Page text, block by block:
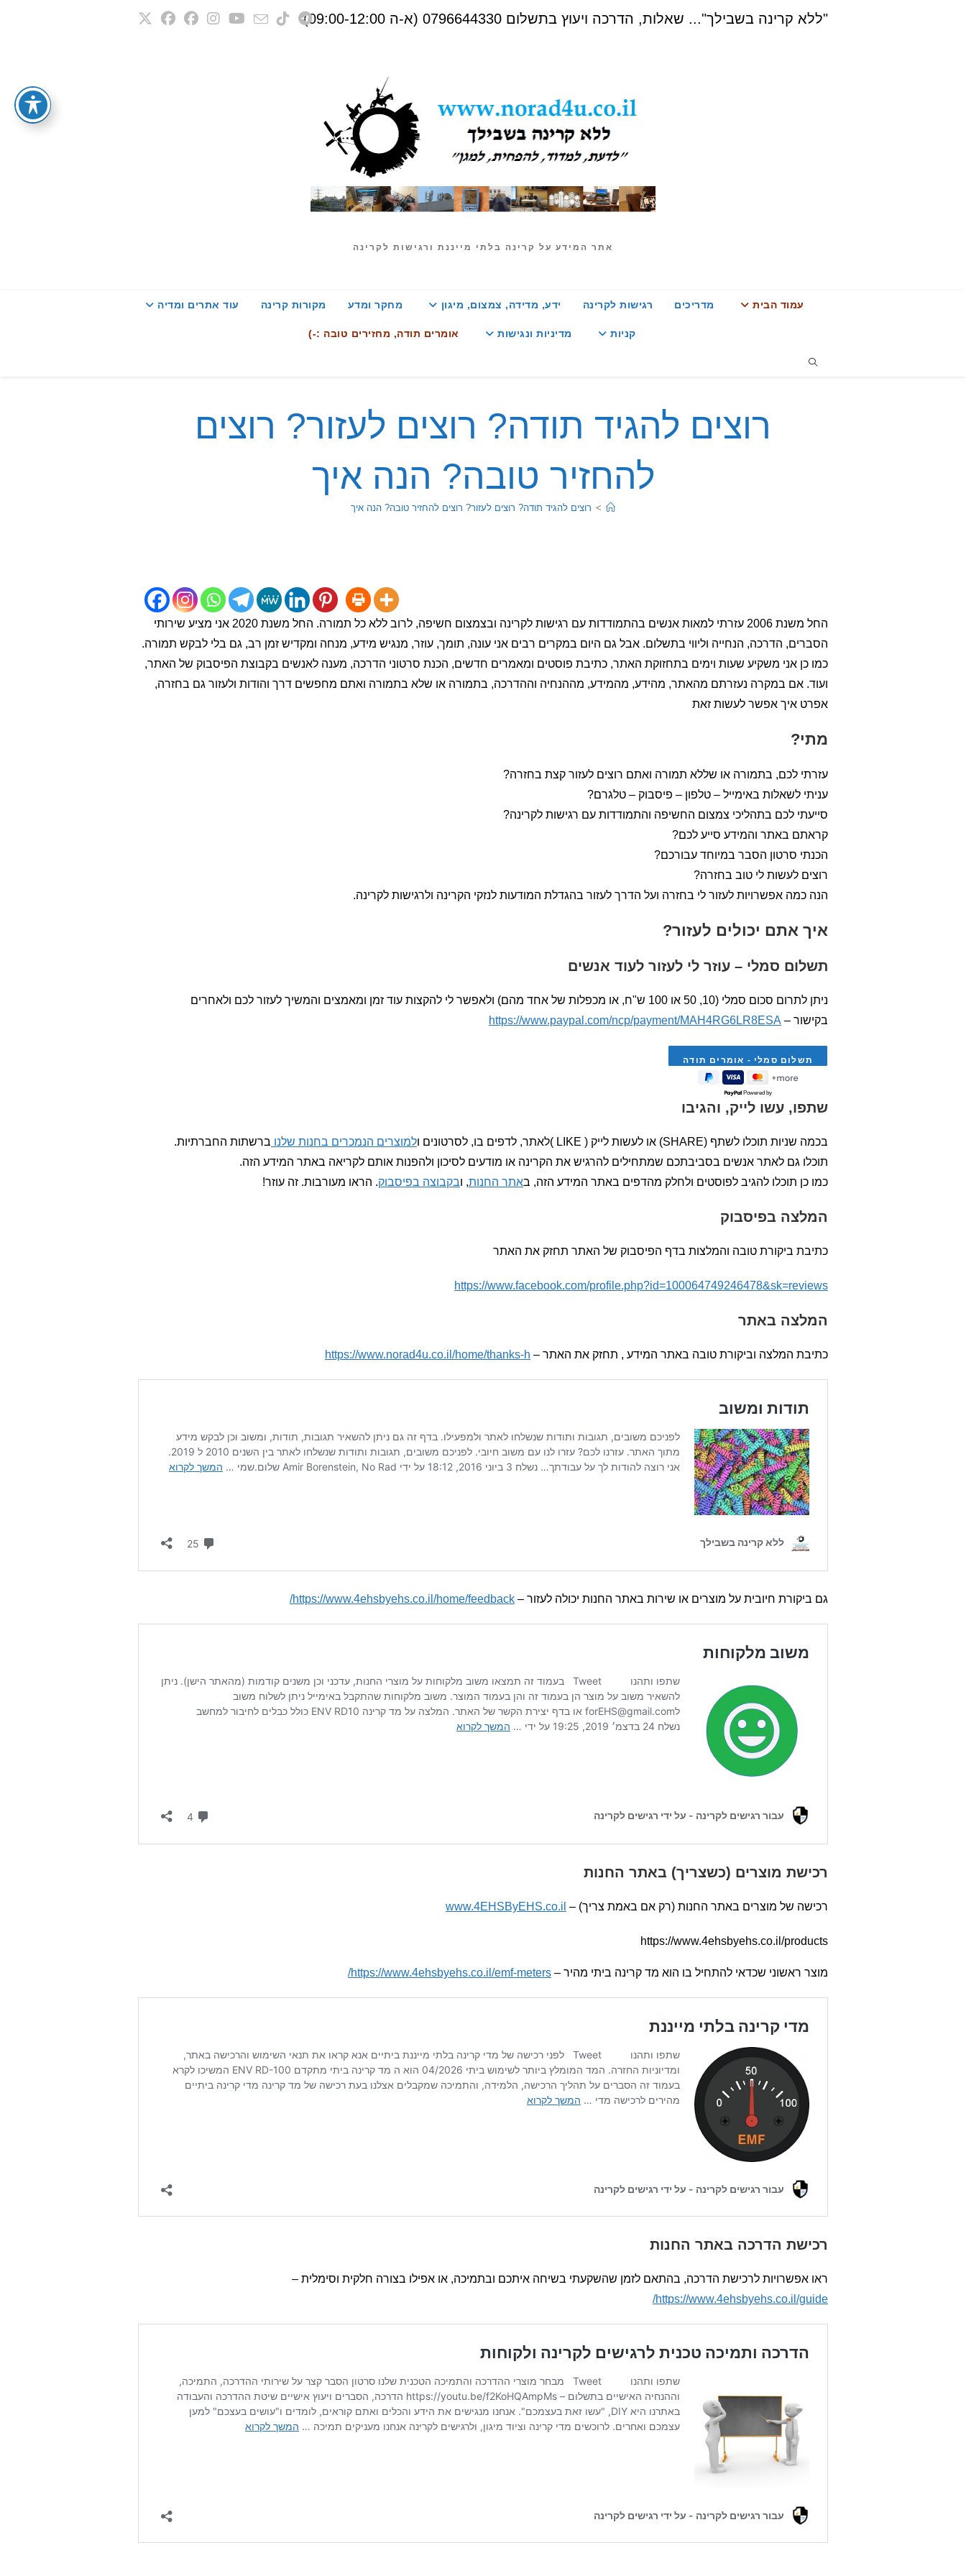
"ללא קרינה בשבילך"... שאלות, הדרכה ויעוץ בתשלום 0796644330 (א-ה 09:00-12:00)
אתר המידע על קרינה בלתי מייננת ורגישות לקרינה
עמוד הבית מדריכים רגישות לקרינה ידע, מדידה, צמצום, מיגון מחקר ומדע מקורות קרינה עוד אתרים ומדיה
קניות מדיניות ונגישות אומרים תודה, מחזירים טובה :-)
רוצים להגיד תודה? רוצים לעזור? רוצים
להחזיר טובה? הנה איך
> רוצים להגיד תודה? רוצים לעזור? רוצים להחזיר טובה? הנה איך
החל משנת 2006 עזרתי למאות אנשים בהתמודדות עם רגישות לקרינה ובצמצום חשיפה, לרוב ללא כל תמורה. החל משנת 2020 אני מציע שירותי
הסברים, הדרכה, הנחייה וליווי בתשלום. אבל גם היום במקרים רבים אני עונה, תומך, עוזר, מנגיש מידע, מנחה ומקדיש זמן רב, גם בלי לבקש תמורה.
כמו כן אני משקיע שעות וימים בתחזוקת האתר, כתיבת פוסטים ומאמרים חדשים, הכנת סרטוני הדרכה, מענה לאנשים בקבוצת הפיסבוק של האתר,
ועוד. אם במקרה נעזרתם מהאתר, מהידע, מהמידע, מההנחיה וההדרכה, בתמורה או שלא בתמורה ואתם מחפשים דרך והודות ולעזור גם בחזרה,
אפרט איך אפשר לעשות זאת
מתי?
עזרתי לכם, בתמורה או שללא תמורה ואתם רוצים לעזור קצת בחזרה?
עניתי לשאלות באימייל – טלפון – פיסבוק – טלגרם?
סייעתי לכם בתהליכי צמצום החשיפה והתמודדות עם רגישות לקרינה?
קראתם באתר והמידע סייע לכם?
הכנתי סרטון הסבר במיוחד עבורכם?
רוצים לעשות לי טוב בחזרה?
הנה כמה אפשרויות לעזור לי בחזרה ועל הדרך לעזור בהגדלת המודעות לנזקי הקרינה ולרגישות לקרינה.
איך אתם יכולים לעזור?
תשלום סמלי – עוזר לי לעזור לעוד אנשים
ניתן לתרום סכום סמלי (10, 50 או 100 ש"ח, או מכפלות של אחד מהם) ולאפשר לי להקצות עוד זמן ומאמצים והמשיך לעזור לכם ולאחרים
בקישור – https://www.paypal.com/ncp/payment/MAH4RG6LR8ESA
Powered by
שתפו, עשו לייק, והגיבו
בכמה שניות תוכלו לשתף (SHARE) או לעשות לייק ( LIKE )לאתר, לדפים בו, לסרטונים ו למוצרים הנמכרים בחנות שלנו ברשתות החברתיות.
תוכלו גם לאתר אנשים בסביבתכם שמתחילים להרגיש את הקרינה או מודעים לסיכון ולהפנות אותם לקריאה באתר המידע הזה.
כמו כן תוכלו להגיב לפוסטים ולחלק מהדפים באתר המידע הזה, באתר החנות, ובקבוצה בפיסבוק. הראו מעורבות. זה עוזר!
המלצה בפיסבוק
כתיבת ביקורת טובה והמלצות בדף הפיסבוק של האתר תחזק את האתר
https://www.facebook.com/profile.php?id=100064749246478&sk=reviews
המלצה באתר
כתיבת המלצה וביקורת טובה באתר המידע , תחזק את האתר – https://www.norad4u.co.il/home/thanks-h
גם ביקורת חיובית על מוצרים או שירות באתר החנות יכולה לעזור – https://www.4ehsbyehs.co.il/home/feedback/
רכישת מוצרים (כשצריך) באתר החנות
רכישה של מוצרים באתר החנות (רק אם באמת צריך) – www.4EHSByEHS.co.il
https://www.4ehsbyehs.co.il/products
מוצר ראשוני שכדאי להתחיל בו הוא מד קרינה ביתי מהיר – https://www.4ehsbyehs.co.il/emf-meters/
רכישת הדרכה באתר החנות
ראו אפשרויות לרכישת הדרכה, בהתאם לזמן שהשקעתי בשיחה איתכם ובתמיכה, או אפילו בצורה חלקית וסימלית –
https://www.4ehsbyehs.co.il/guide/